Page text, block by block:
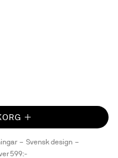
Svensk design
599:-